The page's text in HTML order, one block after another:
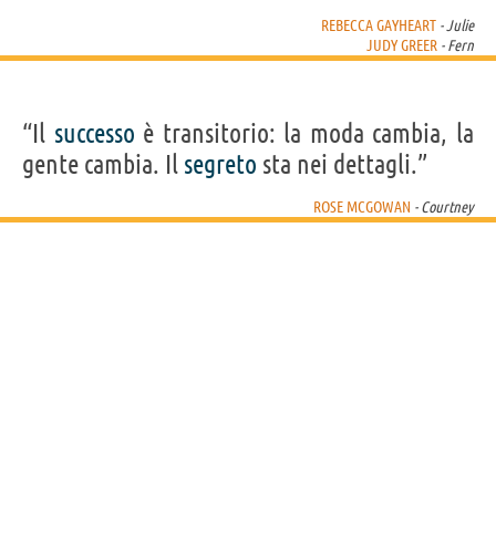
REBECCA GAYHEART - Julie
JUDY GREER - Fern
“Il successo è transitorio: la moda cambia, la
gente cambia. Il segreto sta nei dettagli.”
ROSE MCGOWAN - Courtney